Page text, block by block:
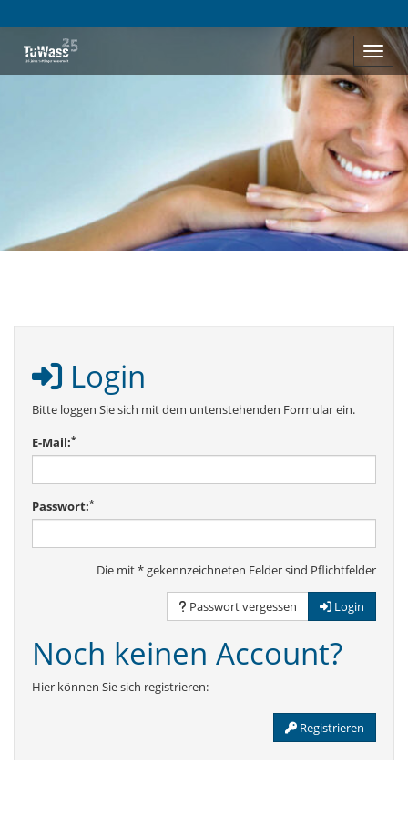
Menü
Login
Bitte loggen Sie sich mit dem untenstehenden Formular ein.
E-Mail:*
Passwort:*
Die mit * gekennzeichneten Felder sind Pflichtfelder
Passwort vergessen Login
Noch keinen Account?
Hier können Sie sich registrieren:
Registrieren